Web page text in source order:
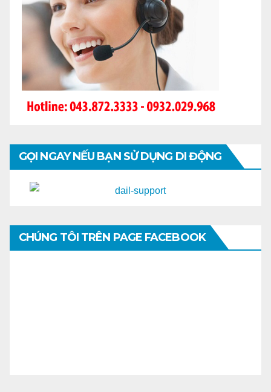
GỌI NGAY NẾU BẠN SỬ DỤNG DI ĐỘNG
CHÚNG TÔI TRÊN PAGE FACEBOOK